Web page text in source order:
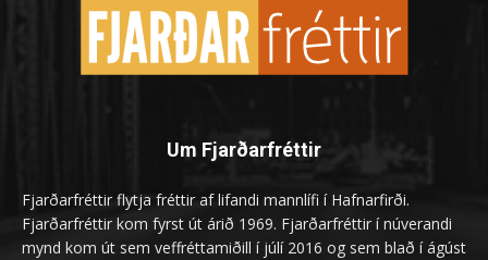
Um Fjarðarfréttir
Fjarðarfréttir flytja fréttir af lifandi mannlífi í Hafnarfirði.
Fjarðarfréttir kom fyrst út árið 1969. Fjarðarfréttir í núverandi
mynd kom út sem veffréttamiðill í júlí 2016 og sem blað í ágúst